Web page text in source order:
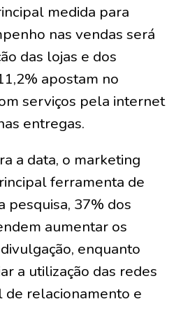
medida para
nas vendas será
das lojas e dos
apostam no
serviços pela internet
entregas.
a data, o marketing
ferramenta de
pesquisa, 37% dos
aumentar os
enquanto
a utilização das redes
de relacionamento e